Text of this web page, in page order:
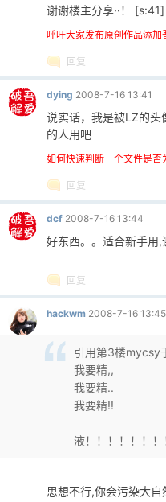
谢谢楼主分享··！ [s:41]
呼吁大家发布原创作品添加
回复
dying 2008-7-16 13:41
说实话，我是被LZ的
的人用吧
如何快速判断一个文件是否
回复
dcf 2008-7-16 13:44
好东西。。适合新手用,
回复
hackwm 2008-7-16 13:45
引用第3楼mycsy
我要精,,
我要精..
我要精!!
液！！！！！！！
思想不行,你会污染大自